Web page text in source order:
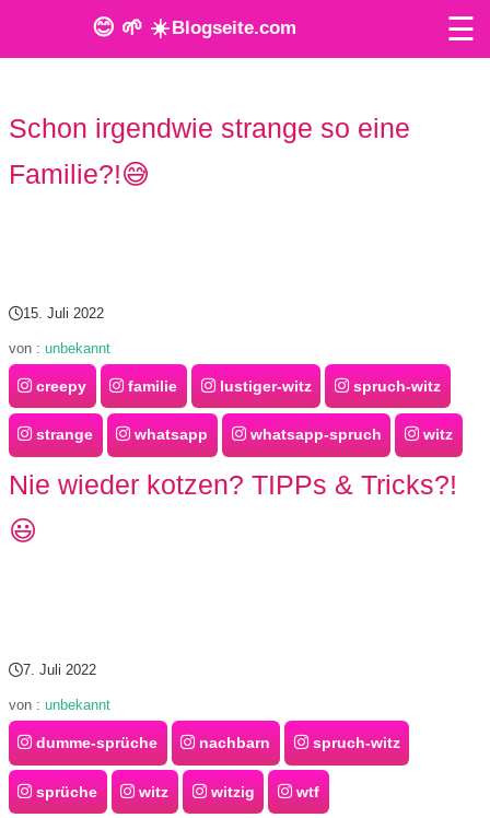
😊 🌱 ☀️Blogseite.com ☰
n
l
e
T
o
o
l
s
h
o
r
t
Schon irgendwie strange so eine
Familie?!😅
15. Juli 2022
von : unbekannt
creepy familie lustiger-witz spruch-witz
strange whatsapp whatsapp-spruch witz
Nie wieder kotzen? TIPPs & Tricks?!
😃
7. Juli 2022
von : unbekannt
dumme-sprüche nachbarn spruch-witz
sprüche witz witzig wtf